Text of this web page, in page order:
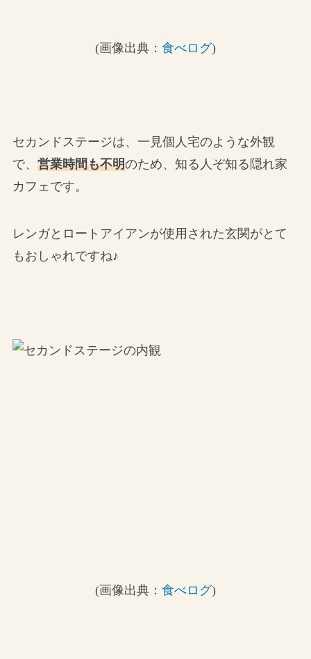
(画像出典： 食べログ)
セカンドステージは、一見個人宅のような外観
で、 営業時間も不明のため、知る人ぞ知る隠れ家
カフェです。
レンガとロートアイアンが使用された玄関がとて
もおしゃれですね♪
(画像出典： 食べログ)